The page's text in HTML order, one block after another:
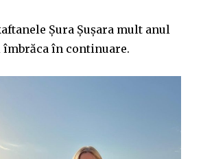
Șura Șușara mult anul
îmbrăca în continuare.